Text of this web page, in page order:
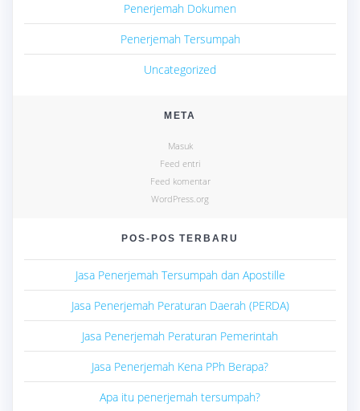
Penerjemah Dokumen
Penerjemah Tersumpah
Uncategorized
META
Masuk
Feed entri
Feed komentar
WordPress.org
POS-POS TERBARU
Jasa Penerjemah Tersumpah dan Apostille
Jasa Penerjemah Peraturan Daerah (PERDA)
Jasa Penerjemah Peraturan Pemerintah
Jasa Penerjemah Kena PPh Berapa?
Apa itu penerjemah tersumpah?